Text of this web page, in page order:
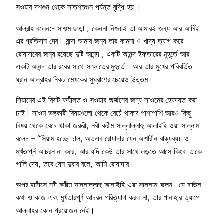
সওয়াব দশগুন থেকে সাতশতগুন পর্যন্ত বৃদ্ধি হয় ।
আল্রাহ বলেন:- সাওম ছাড়া , কেননা নিশ্চয়ই তা আমারই জন্য আর আমিই
এর প্রতিদান দেব। বান্দা আমার জন্য তার কামনা ও খাদ্য ত্যাগ করে
রোযাদারের জন্য রয়েছে দুটি আনন্দ , একটি আনন্দ ইফতারের মুহূর্তে আর
একটি আনন্দ তার রবের সাথে সাক্ষাতের মুহুর্তে। আর তার মুখের পবিবর্তিত
ঘ্রান আল্রাহর নিকট মেখকের সুঘ্রাণের চেয়েও উত্তম।
সিয়ামের এই বিরাট ফযীলত ও সওয়াব অর্জনের জন্য সাওমের হেফাযত করা
চাই। সাওম ভঙ্গকারী বিষয়গুলো থেকে বেচেঁ থাকার পাশাপাশি আরও কিছু
বিষয় থেকে বেচেঁ থাকা জরুরী, নবী করীম সাল্লাল্লাহু আলাইহি ওয়া সাল্লাম
বলেন – “সিয়াম হচ্ছে ঢাল, অতএব রোযাদার যেন অশারীন বাক্যব্যয় ও
মূর্খতাপূর্ন আচরন না করে, আর যদি কেউ তার সাথে লড়তে আসে কিংবা তাকে
গালি দেয়, তবে যেন দুবার বলে, আমি রোযাদার।
অপর হাদীসে নবী করীম সাল্লাল্লাহু আলাইহি ওয়া সাল্লাম বলেন- যে বাতিল
কথা ও কাজ এবং মূর্খতারপূর্ণ আচরন পরিত্যাগ করল না, তার পানাহার ত্যাগে
আল্লাহর কোন প্রয়োজন নেই।